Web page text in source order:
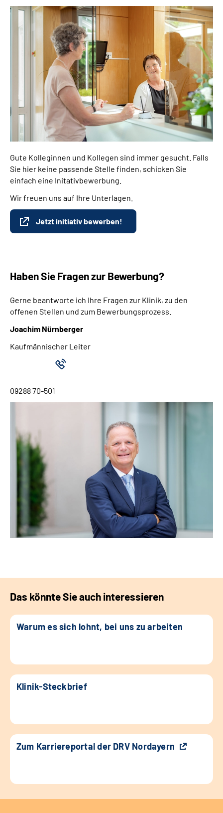
Gute Kolleginnen und Kollegen sind immer gesucht. Falls
Sie hier keine passende Stelle finden, schicken Sie
einfach eine Initativbewerbung.
Wir freuen uns auf Ihre Unterlagen.
Jetzt initiativ bewerben!
Haben Sie Fragen zur Bewerbung?
Gerne beantworte ich Ihre Fragen zur Klinik, zu den
offenen Stellen und zum Bewerbungsprozess.
Joachim Nürnberger
Kaufmännischer Leiter
09288 70-501
Das könnte Sie auch interessieren
Warum es sich lohnt, bei uns zu arbeiten
Klinik-Steckbrief
Zum Karriereportal der DRV Nordayern